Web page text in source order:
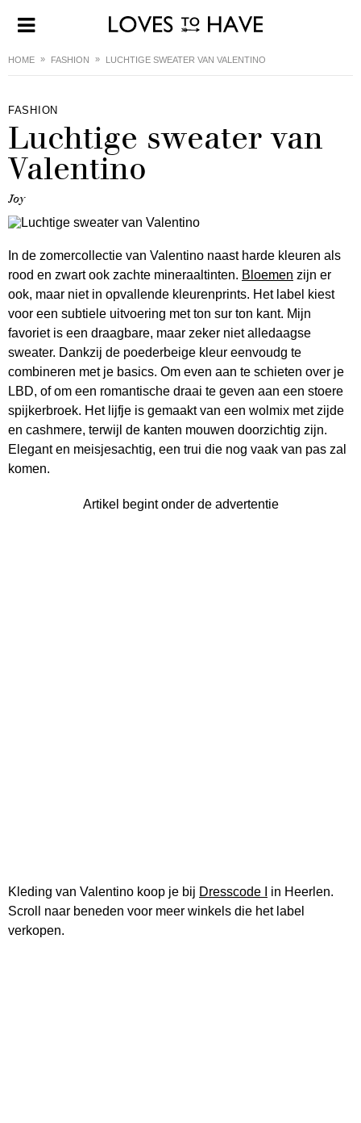
HOME FASHION LUCHTIGE SWEATER VAN VALENTINO
FASHION
Luchtige sweater van
Valentino
Joy
In de zomercollectie van Valentino naast harde kleuren als
rood en zwart ook zachte mineraaltinten. Bloemen zijn er
ook, maar niet in opvallende kleurenprints. Het label kiest
voor een subtiele uitvoering met ton sur ton kant. Mijn
favoriet is een draagbare, maar zeker niet alledaagse
sweater. Dankzij de poederbeige kleur eenvoudg te
combineren met je basics. Om even aan te schieten over je
LBD, of om een romantische draai te geven aan een stoere
spijkerbroek. Het lijfje is gemaakt van een wolmix met zijde
en cashmere, terwijl de kanten mouwen doorzichtig zijn.
Elegant en meisjesachtig, een trui die nog vaak van pas zal
komen.
Artikel begint onder de advertentie
Kleding van Valentino koop je bij Dresscode I
in Heerlen.
Scroll naar beneden voor meer winkels die het label
verkopen.